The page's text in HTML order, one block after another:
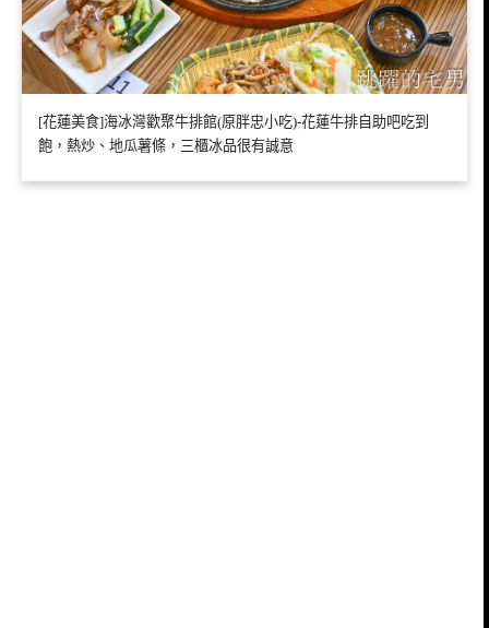
[花蓮美食]海冰灣歡聚牛排館(原胖忠小吃)-花蓮牛排自助吧吃到
飽，熱炒、地瓜薯條，三櫃冰品很有誠意